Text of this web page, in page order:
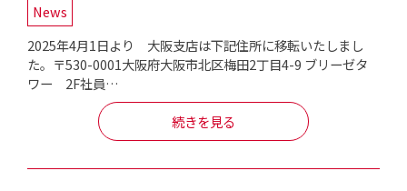
News
2025年4月1日より 大阪支店は下記住所に移転いたしまし
た。〒530-0001大阪府大阪市北区梅田2丁目4-9 ブリーゼタ
ワー 2F社員…
続きを見る